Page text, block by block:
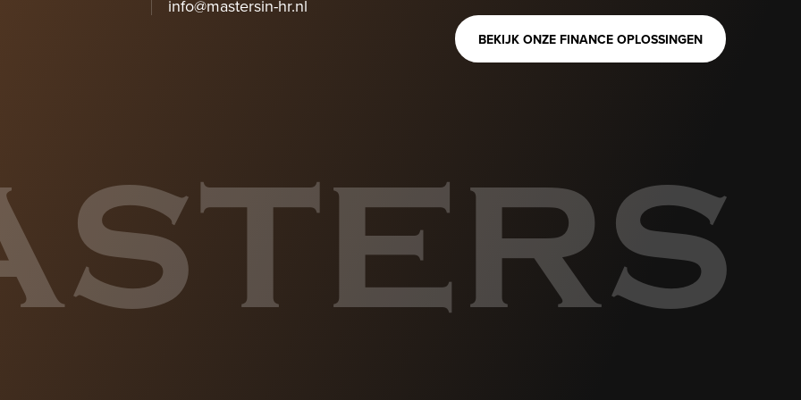
info@mastersin-hr.nl
BEKIJK ONZE FINANCE OPLOSSINGEN